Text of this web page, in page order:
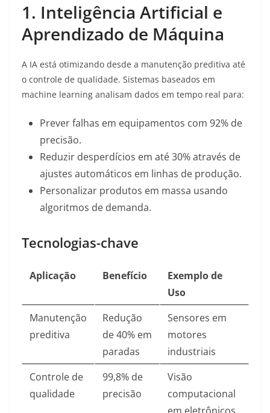
1. Inteligência Artificial e
Aprendizado de Máquina
A IA está otimizando desde a manutenção preditiva até
o controle de qualidade. Sistemas baseados em
machine learning analisam dados em tempo real para:
Prever falhas em equipamentos com 92% de
precisão.
Reduzir desperdícios em até 30% através de
ajustes automáticos em linhas de produção.
Personalizar produtos em massa usando
algoritmos de demanda.
Tecnologias-chave
Aplicação Benefício
Exemplo de
Uso
Manutenção
preditiva
Redução
de 40% em
paradas
Sensores em
motores
industriais
Controle de
qualidade
99,8% de
precisão
Visão
computacional